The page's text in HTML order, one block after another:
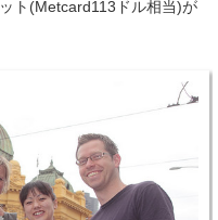
ト(Metcard113ドル相当)が